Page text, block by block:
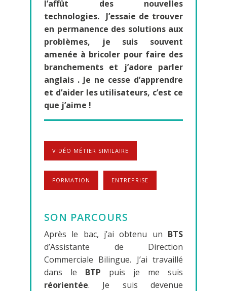
l’affût des nouvelles
technologies. J’essaie de trouver
en permanence des solutions aux
problèmes, je suis souvent
amenée à bricoler pour faire des
branchements et j’adore parler
anglais . Je ne cesse d’apprendre
et d’aider les utilisateurs, c’est ce
que j’aime !
VIDÉO MÉTIER SIMILAIRE
FORMATION ENTREPRISE
SON PARCOURS
Après le bac, j’ai obtenu un BTS
d’Assistante de Direction
Commerciale Bilingue. J’ai travaillé
dans le BTP puis je me suis
réorientée. Je suis devenue